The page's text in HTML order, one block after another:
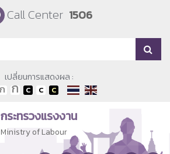
Call Center 1506
เปลี่ยนการแสดงผล :
กระทรวงแรงงาน
Ministry of Labour